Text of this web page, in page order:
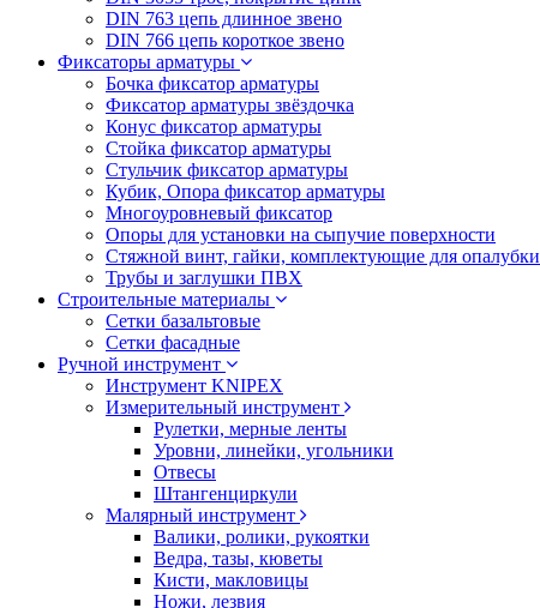
DIN 763 цепь длинное звено
DIN 766 цепь короткое звено
Фиксаторы арматуры
Бочка фиксатор арматуры
Фиксатор арматуры звёздочка
Конус фиксатор арматуры
Стойка фиксатор арматуры
Стульчик фиксатор арматуры
Кубик, Опора фиксатор арматуры
Многоуровневый фиксатор
Опоры для установки на сыпучие поверхности
Стяжной винт, гайки, комплектующие для опалубки
Трубы и заглушки ПВХ
Строительные материалы
Сетки базальтовые
Сетки фасадные
Ручной инструмент
Инструмент KNIPEX
Измерительный инструмент
Рулетки, мерные ленты
Уровни, линейки, угольники
Отвесы
Штангенциркули
Малярный инструмент
Валики, ролики, рукоятки
Ведра, тазы, кюветы
Кисти, макловицы
Ножи, лезвия